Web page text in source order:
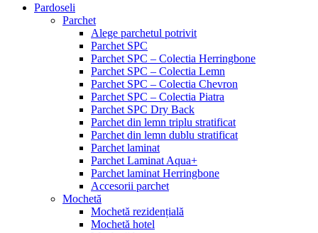
Pardoseli
Parchet
Alege parchetul potrivit
Parchet SPC
Parchet SPC – Colectia Herringbone
Parchet SPC – Colectia Lemn
Parchet SPC – Colectia Chevron
Parchet SPC – Colectia Piatra
Parchet SPC Dry Back
Parchet din lemn triplu stratificat
Parchet din lemn dublu stratificat
Parchet laminat
Parchet Laminat Aqua+
Parchet laminat Herringbone
Accesorii parchet
Mochetă
Mochetă rezidențială
Mochetă hotel